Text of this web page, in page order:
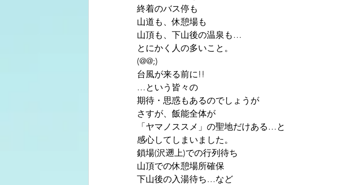
終着のバス停も
山道も、休憩場も
山頂も、下山後の温泉も…
とにかく人の多いこと。
(@@;)
台風が来る前に!!
…という皆々の
期待・思惑もあるのでしょうが
さすが、飯能全体が
「ヤマノススメ」の聖地だけある…と
感心してしまいました。
鎖場(沢遡上)での行列待ち
山頂での休憩場所確保
下山後の入湯待ち…など